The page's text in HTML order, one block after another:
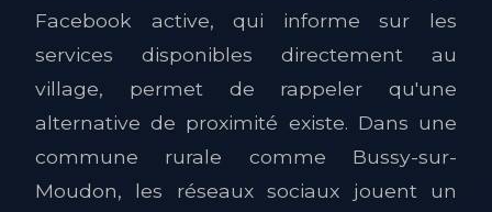
Facebook active, qui informe sur les
services disponibles directement au
village, permet de rappeler qu'une
alternative de proximité existe. Dans une
commune rurale comme Bussy-sur-
Moudon, les réseaux sociaux jouent un